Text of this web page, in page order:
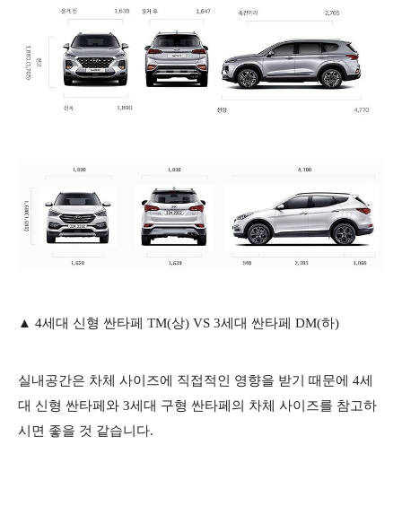
​▲ 4세대 신형 싼타페 TM(상) VS 3세대 싼타페 DM(하)
실내공간은 차체 사이즈에 직접적인 영향을 받기 때문에 4세
대 신형 싼타페와 3세대 구형 싼타페의 차체 사이즈를 참고하
시면 좋을 것 같습니다.